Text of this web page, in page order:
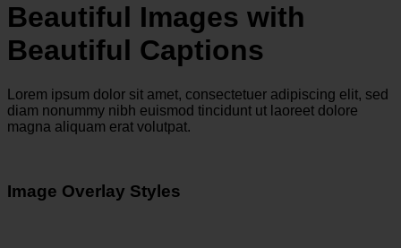
Beautiful Images with
Beautiful Captions
Lorem ipsum dolor sit amet, consectetuer adipiscing elit, sed
diam nonummy nibh euismod tincidunt ut laoreet dolore
magna aliquam erat volutpat.
Image Overlay Styles